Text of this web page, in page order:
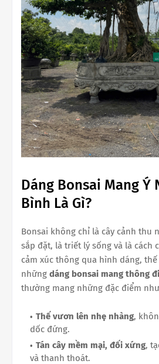
Dáng Bonsai Mang Ý
Bình Là Gì?
Bonsai không chỉ là cây cảnh thu
sắp đặt, là triết lý sống và là cách
cảm xúc thông qua hình dáng, thế
những dáng bonsai mang thông
thường mang những đặc điểm
Thế vươn lên nhẹ nhàng,
dốc đứng.
Tán cây mềm mại, đối xứng,
và thanh thoát.